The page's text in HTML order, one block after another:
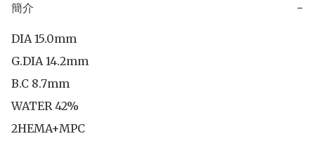
簡介 −
DIA 15.0mm
G.DIA 14.2mm
B.C 8.7mm
WATER 42%
2HEMA+MPC